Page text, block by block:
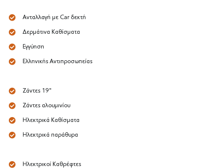
Ανταλλαγή με Car δεκτή
Δερμάτινα Καθίσματα
Εγγύηση
Ελληνικής Αντιπροσωπείας
Ζάντες 19"
Ζάντες αλουμινίου
Ηλεκτρικά Καθίσματα
Ηλεκτρικά παράθυρα
Ηλεκτρικοί Καθρέφτες